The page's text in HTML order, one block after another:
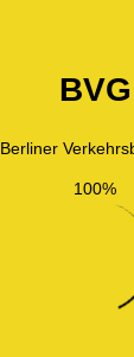
BVG
Berliner
100%